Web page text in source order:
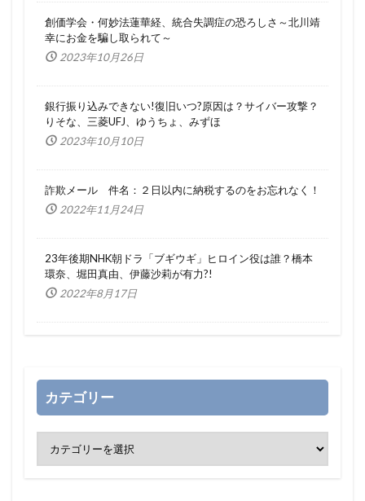
創価学会・何妙法蓮華経、統合失調症の恐ろしさ～北川靖
幸にお金を騙し取られて～
2023年10月26日
銀行振り込みできない!復旧いつ?原因は？サイバー攻撃？
りそな、三菱UFJ、ゆうちょ、みずほ
2023年10月10日
詐欺メール 件名：２日以内に納税するのをお忘れなく！
2022年11月24日
23年後期NHK朝ドラ「ブギウギ」ヒロイン役は誰？橋本
環奈、堀田真由、伊藤沙莉が有力?!
2022年8月17日
カテゴリー